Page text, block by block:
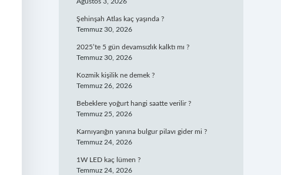
Şehinşah Atlas kaç yaşında ?
Temmuz 30, 2026
2025’te 5 gün devamsızlık kalktı mı ?
Temmuz 30, 2026
Kozmik kişilik ne demek ?
Temmuz 26, 2026
Bebeklere yoğurt hangi saatte verilir ?
Temmuz 25, 2026
Karnıyarığın yanına bulgur pilavı gider mi ?
Temmuz 24, 2026
1W LED kaç lümen ?
Temmuz 24, 2026